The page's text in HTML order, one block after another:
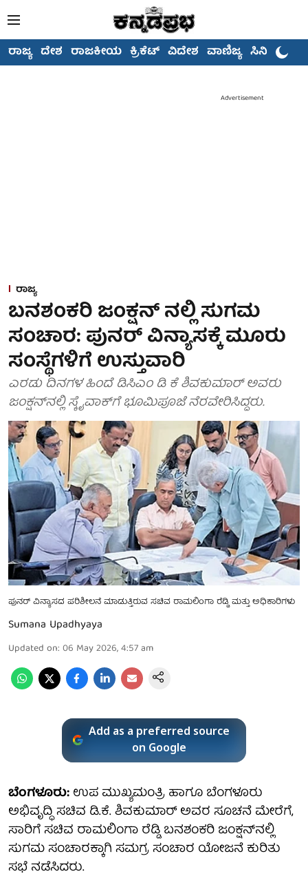
ರಾಜ್ಯ ದೇಶ ರಾಜಕೀಯ ಕ್ರಿಕೆಟ್ ವಿದೇಶ ವಾಣಿಜ್ಯ ಸಿನಿಮಾ
Advertisement
ರಾಜ್ಯ
ಬನಶಂಕರಿ ಜಂಕ್ಷನ್ ನಲ್ಲಿ ಸುಗಮ
ಸಂಚಾರ: ಪುನರ್ ವಿನ್ಯಾಸಕ್ಕೆ ಮೂರು
ಸಂಸ್ಥೆಗಳಿಗೆ ಉಸ್ತುವಾರಿ
ಎರಡು ದಿನಗಳ ಹಿಂದೆ ಡಿಸಿಎಂ ಡಿ ಕೆ ಶಿವಕುಮಾರ್ ಅವರು
ಜಂಕ್ಷನ್‌ನಲ್ಲಿ ಸ್ಕೈವಾಕ್‌ಗೆ ಭೂಮಿಪೂಜೆ ನೆರವೇರಿಸಿದ್ದರು.
ಪುನರ್ ವಿನ್ಯಾಸದ ಪರಿಶೀಲನೆ ಮಾಡುತ್ತಿರುವ ಸಚಿವ ರಾಮಲಿಂಗಾ ರೆಡ್ಡಿ ಮತ್ತು ಅಧಿಕಾರಿಗಳು
Sumana Upadhyaya
Updated on: 06 May 2026, 4:57 am
Add as a preferred source
on Google
ಬೆಂಗಳೂರು:ಉಪ ಮುಖ್ಯಮಂತ್ರಿ ಹಾಗೂ ಬೆಂಗಳೂರು
ಅಭಿವೃದ್ಧಿ ಸಚಿವ ಡಿ.ಕೆ. ಶಿವಕುಮಾರ್ ಅವರ ಸೂಚನೆ ಮೇರೆಗೆ,
ಸಾರಿಗೆ ಸಚಿವ ರಾಮಲಿಂಗಾ ರೆಡ್ಡಿ ಬನಶಂಕರಿ ಜಂಕ್ಷನ್‌ನಲ್ಲಿ
ಸುಗಮ ಸಂಚಾರಕ್ಕಾಗಿ ಸಮಗ್ರ ಸಂಚಾರ ಯೋಜನೆ ಕುರಿತು
ಸಭೆ ನಡೆಸಿದರು.